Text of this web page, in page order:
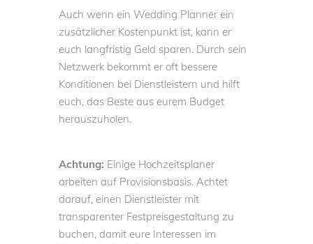
Auch wenn ein Wedding Planner ein
zusätzlicher Kostenpunkt ist, kann er
euch langfristig Geld sparen. Durch sein
Netzwerk bekommt er oft bessere
Konditionen bei Dienstleistern und hilft
euch, das Beste aus eurem Budget
herauszuholen.
Achtung: Einige Hochzeitsplaner
arbeiten auf Provisionsbasis. Achtet
darauf, einen Dienstleister mit
transparenter Festpreisgestaltung zu
buchen, damit eure Interessen im